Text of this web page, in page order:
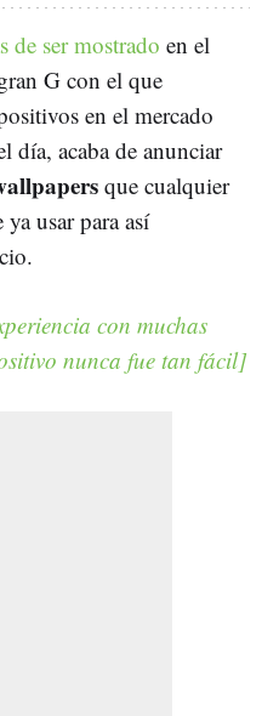
de ser mostrado en el
G con el que
en el mercado
día, acaba de anunciar
que cualquier
usar para así
con muchas
nunca fue tan fácil]